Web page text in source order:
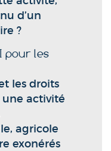
d’un
?
pour les
les droits
activité
agricole
exonérés